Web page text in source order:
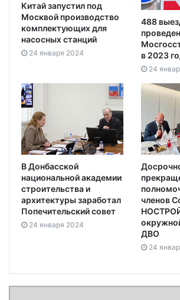
Китай запустил под
Москвой производство
комплектующих для
насосных станций
24 января 2024
488
в 2023
24
В Донбасской
национальной академии
строительства и
архитектуры заработал
Попечительский совет
24 января 2024
членов
НОСТРОЙ
ДВО
24